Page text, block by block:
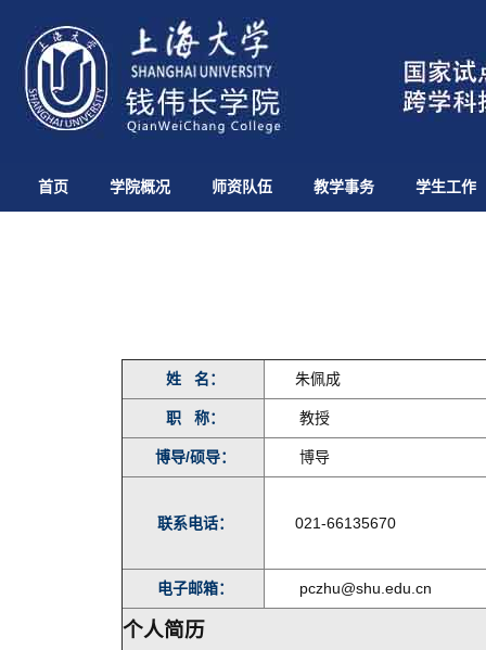
首页 学院概况 师资队伍 教学事务 学生工作
姓 名： 朱佩成
职 称： 教授
博导/硕导： 博导
联系电话： 021-66135670
电子邮箱： pczhu@shu.edu.cn
个人简历